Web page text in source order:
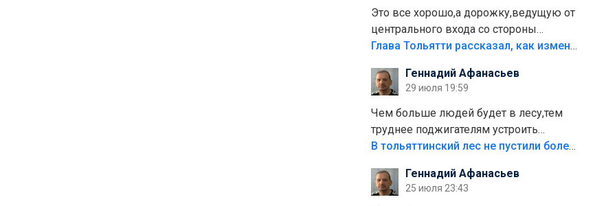
Это все хорошо,а дорожку,ведущую от
центрального входа со стороны
кафе"Мираж" к аттракционам слабо
плитки не хватило,т.к.осенью и зимой
лежала в парке и испортилась.Да
еще,видимо,часть украли.
Глава Тольятти рассказал, как изменится парк Центрального района
Геннадий Афанасьев
29 июля 19:59
Чем больше людей будет в лесу,тем
труднее поджигателям устроить
пожар.Тех кто разводит костры,тех
полно стоит,почему водители всё
равно едут в лес? Штрафы мизерные.
В тольяттинский лес не пустили более тысячи автомобилей
Геннадий Афанасьев
25 июля 23:43